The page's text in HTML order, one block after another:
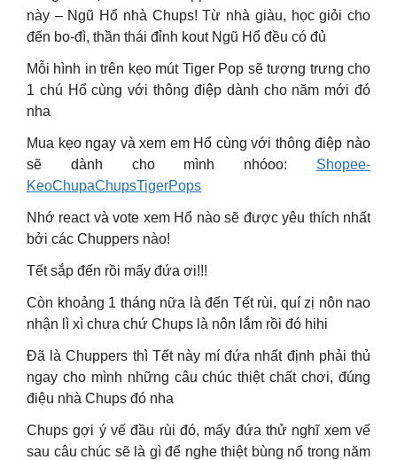
này – Ngũ Hổ nhà Chups! Từ nhà giàu, học giỏi cho
đến bo-đì, thần thái đỉnh kout Ngũ Hổ đều có đủ
Mỗi hình in trên kẹo mút Tiger Pop sẽ tượng trưng cho
1 chú Hổ cùng với thông điệp dành cho năm mới đó
nha
Mua kẹo ngay và xem em Hổ cùng với thông điệp nào
sẽ dành cho mình nhóoo: Shopee-
KeoChupaChupsTigerPops
Nhớ react và vote xem Hổ nào sẽ được yêu thích nhất
bởi các Chuppers nào!
Tết sắp đến rồi mấy đứa ơi!!!
Còn khoảng 1 tháng nữa là đến Tết rùi, quí zị nôn nao
nhận lì xì chưa chứ Chups là nôn lắm rồi đó hihi
Đã là Chuppers thì Tết này mí đứa nhất định phải thủ
ngay cho mình những câu chúc thiệt chất chơi, đúng
điệu nhà Chups đó nha
Chups gợi ý vế đầu rùi đó, mấy đứa thử nghĩ xem vế
sau câu chúc sẽ là gì để nghe thiệt bùng nổ trong năm